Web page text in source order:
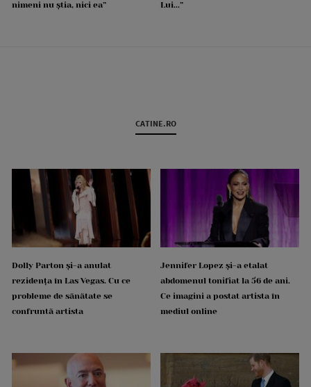
nimeni nu știa, nici ea” Lui...”
CATINE.RO
Dolly Parton și-a anulat
rezidența în Las Vegas. Cu ce
probleme de sănătate se
confruntă artista
Jennifer Lopez și-a etalat
abdomenul tonifiat la 56 de ani.
Ce imagini a postat artista în
mediul online